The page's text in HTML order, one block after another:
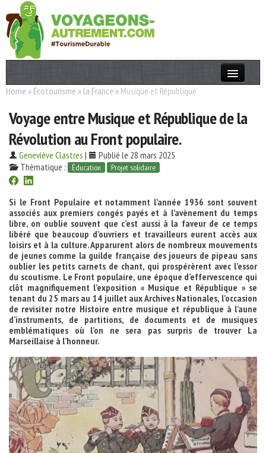
Actualités
T. Responsable
Destinations
Acteurs
Thèmes
OK
Home » Écotourisme » la France » Musique et République
Voyage entre Musique et République de la
Révolution au Front populaire.
Geneviève Clastres |
Publié le 28 mars 2025
Thèmatique :
Éducation Projet solidaire
Si le Front Populaire et notamment l’année 1936 sont souvent
associés aux premiers congés payés et à l’avènement du temps
libre, on oublie souvent que c’est aussi à la faveur de ce temps
libéré que beaucoup d’ouvriers et travailleurs eurent accès aux
loisirs et à la culture. Apparurent alors de nombreux mouvements
de jeunes comme la guilde française des joueurs de pipeau sans
oublier les petits carnets de chant, qui prospérèrent avec l’essor
du scoutisme. Le Front populaire, une époque d’effervescence qui
clôt magnifiquement l’exposition « Musique et République » se
tenant du 25 mars au 14 juillet aux Archives Nationales, l’occasion
de revisiter notre Histoire entre musique et république à l’aune
d’instruments, de partitions, de documents et de musiques
emblématiques où l’on ne sera pas surpris de trouver La
Marseillaise à l’honneur.